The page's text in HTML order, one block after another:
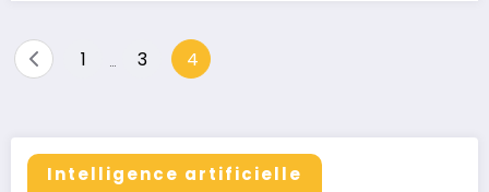
Pagination
1 3 4
Intelligence artificielle